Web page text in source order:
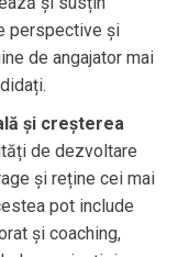
perspective și
de angajator mai
și creșterea
de dezvoltare
și reține cei mai
pot include
și coaching,